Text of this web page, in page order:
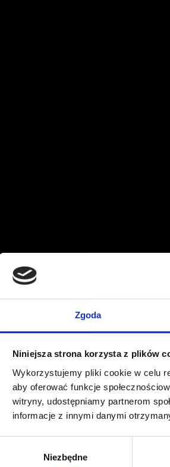
Zgoda
Niniejsza strona korzysta z plików
Wykorzystujemy pliki cookie w celu
aby oferować funkcje
witryny, udostępniamy partnerom
informacje z innymi danymi
Niezbędne
organizatora